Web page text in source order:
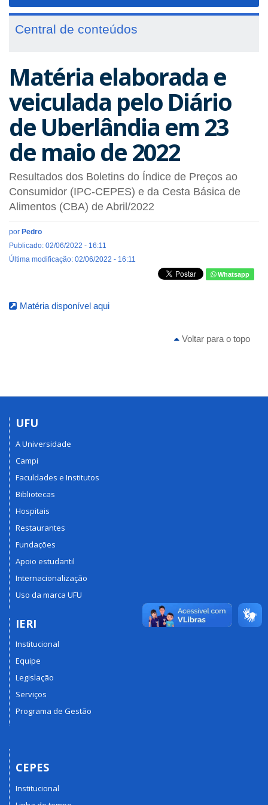
Central de conteúdos
Matéria elaborada e
veiculada pelo Diário
de Uberlândia em 23
de maio de 2022
Resultados dos Boletins do Índice de Preços ao
Consumidor (IPC-CEPES) e da Cesta Básica de
Alimentos (CBA) de Abril/2022
por Pedro
Publicado: 02/06/2022 - 16:11
Última modificação: 02/06/2022 - 16:11
Whatsapp
Matéria disponível aqui
Voltar para o topo
UFU
A Universidade
Campi
Faculdades e Institutos
Bibliotecas
Hospitais
Restaurantes
Fundações
Apoio estudantil
Internacionalização
Uso da marca UFU
IERI
Institucional
Equipe
Legislação
Serviços
Programa de Gestão
CEPES
Institucional